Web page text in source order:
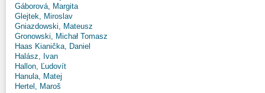
Gáborová, Margita
Glejtek, Miroslav
Gniazdowski, Mateusz
Gronowski, Michał Tomasz
Haas Kianička, Daniel
Halász, Ivan
Hallon, Ľudovít
Hanula, Matej
Hertel, Maroš